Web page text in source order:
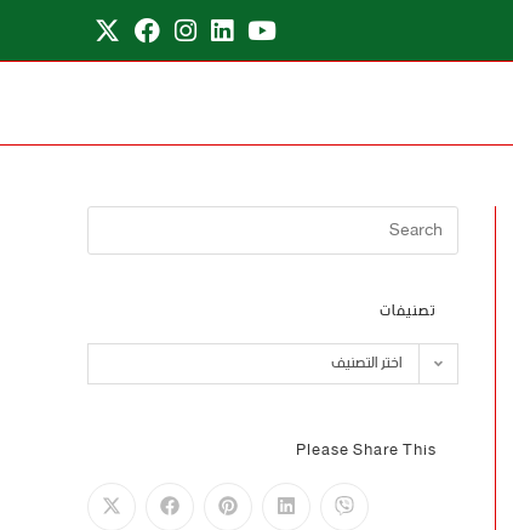
تصنيفات
اختر التصنيف
Please Share This